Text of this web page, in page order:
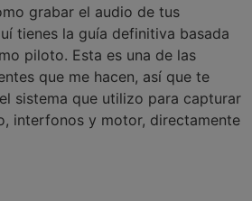
grabar el audio de tus
tienes la guía definitiva basada
piloto. Esta es una de las
que me hacen, así que te
sistema que utilizo para capturar
interfonos y motor, directamente